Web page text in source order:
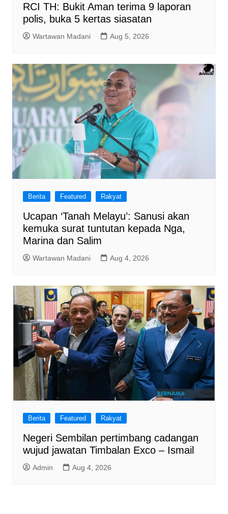
RCI TH: Bukit Aman terima 9 laporan
polis, buka 5 kertas siasatan
Wartawan Madani Aug 5, 2026
Berita Featured Rakyat
Ucapan ‘Tanah Melayu’: Sanusi akan
kemuka surat tuntutan kepada Nga,
Marina dan Salim
Wartawan Madani Aug 4, 2026
Berita Featured Rakyat
Negeri Sembilan pertimbang cadangan
wujud jawatan Timbalan Exco – Ismail
Admin Aug 4, 2026